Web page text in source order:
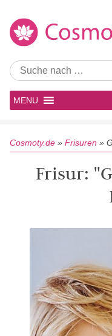
MENU
Cosmoty.de » Frisuren »
Frisur: